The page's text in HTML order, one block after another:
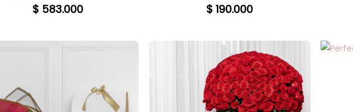
$ 583.000
$ 190.000